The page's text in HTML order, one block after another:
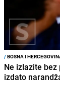
/BOSNA I
Ne izlazite
izdato